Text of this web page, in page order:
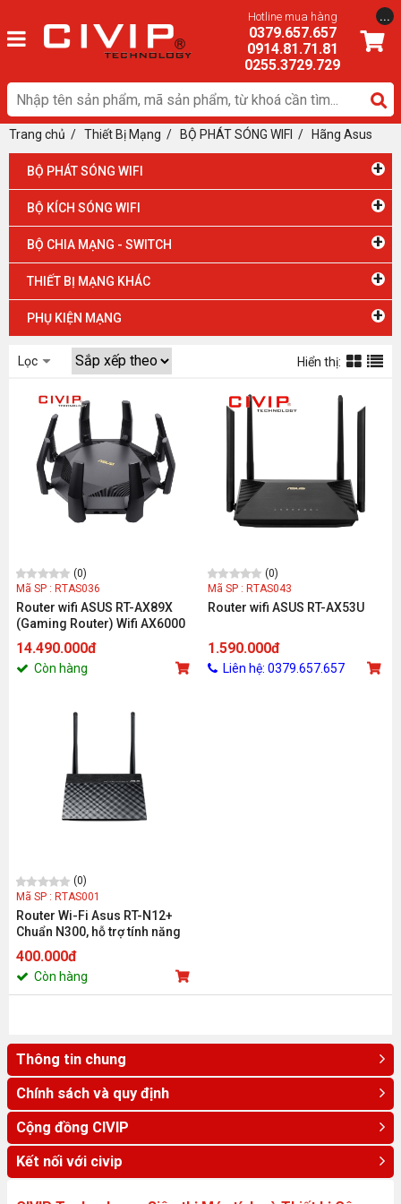
Hotline mua hàng
0379.657.657
0914.81.71.81
0255.3729.729
...
Trang chủ / Thiết Bị Mạng / BỘ PHÁT SÓNG WIFI / Hãng Asus
BỘ PHÁT SÓNG WIFI +
BỘ KÍCH SÓNG WIFI +
BỘ CHIA MẠNG - SWITCH +
THIẾT BỊ MẠNG KHÁC +
PHỤ KIỆN MẠNG +
Lọc Hiển thị:
(0)
Mã SP : RTAS036
Router wifi ASUS RT-AX89X
(Gaming Router) Wifi AX6000
2 băng tần 2.4G, 5G
14.490.000đ
Còn hàng
(0)
Mã SP : RTAS043
Router wifi ASUS RT-AX53U
1.590.000đ
Liên hệ: 0379.657.657
(0)
Mã SP : RTAS001
Router Wi-Fi Asus RT-N12+
Chuẩn N300, hỗ trợ tính năng
lặp sóng(Black Diamond)
400.000đ
Còn hàng
Thông tin chung
Chính sách và quy định
Cộng đồng CIVIP
Kết nối với civip